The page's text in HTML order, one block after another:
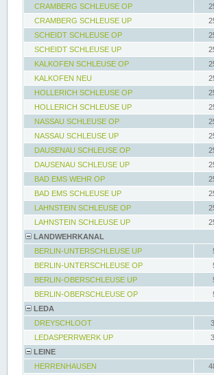
CRAMBERG SCHLEUSE OP
CRAMBERG SCHLEUSE UP
SCHEIDT SCHLEUSE OP
SCHEIDT SCHLEUSE UP
KALKOFEN SCHLEUSE OP
KALKOFEN NEU
HOLLERICH SCHLEUSE OP
HOLLERICH SCHLEUSE UP
NASSAU SCHLEUSE OP
NASSAU SCHLEUSE UP
DAUSENAU SCHLEUSE OP
DAUSENAU SCHLEUSE UP
BAD EMS WEHR OP
BAD EMS SCHLEUSE UP
LAHNSTEIN SCHLEUSE OP
LAHNSTEIN SCHLEUSE UP
LANDWEHRKANAL
BERLIN-UNTERSCHLEUSE UP
BERLIN-UNTERSCHLEUSE OP
BERLIN-OBERSCHLEUSE UP
BERLIN-OBERSCHLEUSE OP
LEDA
DREYSCHLOOT
LEDASPERRWERK UP
LEINE
HERRENHAUSEN